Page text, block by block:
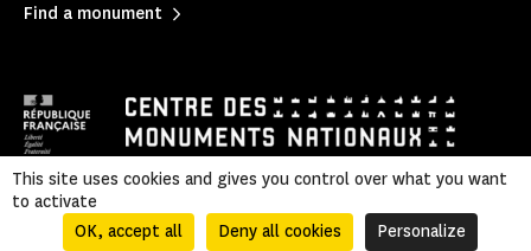
Find a monument
Mentions légales
Legal & administrative information
| Sitemap
This site uses cookies and gives you control over what you want
to activate
OK, accept all
Deny all cookies Personalize